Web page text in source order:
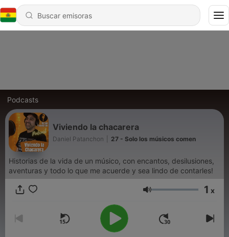
Podcasts
Viviendo la chacarera
Daniel Patanchon 27 - Solo los músicos comen
Historias de la vida de un músico, con encantos, desilusiones,
aventuras y todo lo que me acuerde y sea lindo de contarles!
Volumen 1 x